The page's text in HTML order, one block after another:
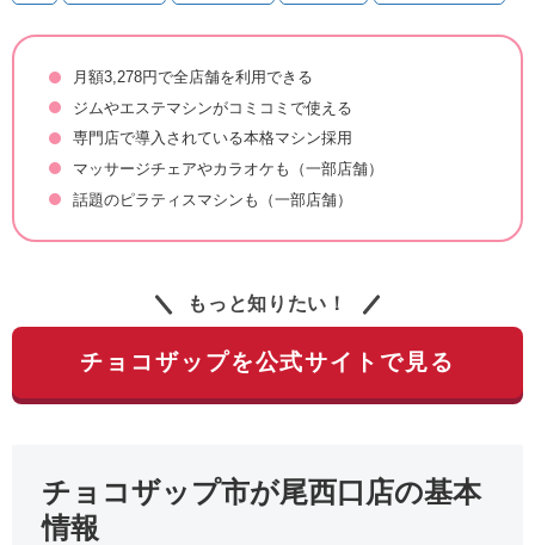
月額3,278円で全店舗を利用できる
ジムやエステマシンがコミコミで使える
専門店で導入されている本格マシン採用
マッサージチェアやカラオケも（一部店舗）
話題のピラティスマシンも（一部店舗）
もっと知りたい！
チョコザップを公式サイトで見る
チョコザップ市が尾西口店の基本
情報